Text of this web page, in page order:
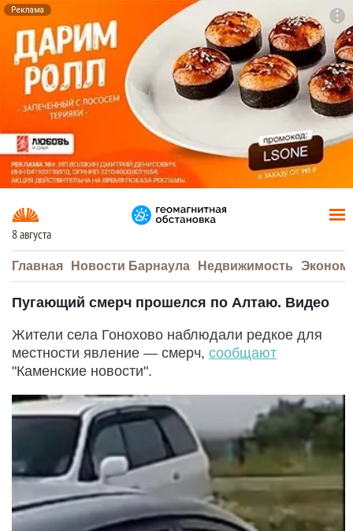
Реклама
8 августа
Главная Новости Барнаула Недвижимость
Пугающий смерч прошелся по Алтаю. Видео
Жители села Гонохово наблюдали редкое для
местности явление — смерч, сообщают
"Каменские новости".